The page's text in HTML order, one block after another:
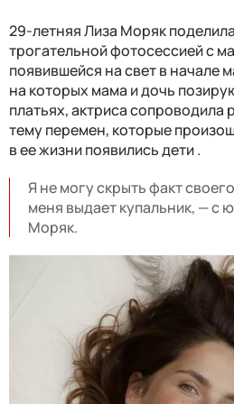
29-летняя Лиза Моряк
трогательной фотосессией с
появившейся на свет в начале
на которых мама и дочь
платьях, актриса
тему перемен, которые
в ее жизни появились дети .
Я не могу скрыть факт
меня выдает купальник, — с
Моряк.